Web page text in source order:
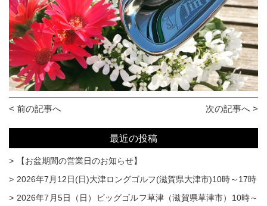
< 前の記事へ 次の記事へ >
最近の投稿
【お盆期間の営業日のお知らせ】
2026年7月12日(日)大津ロングゴルフ(滋賀県大津市)10時～17時
2026年7月5日（日）ビッグゴルフ草津（滋賀県草津市）10時～